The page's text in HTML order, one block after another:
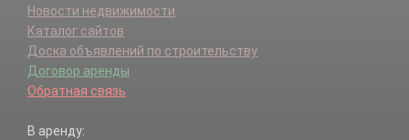
Новости недвижимости
Каталог сайтов
Доска объявлений по строительству
Договор аренды
Обратная связь
В аренду: